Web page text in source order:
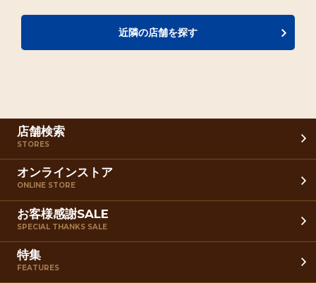
近隣の店舗を探す
店舗検索
STORES
オンラインストア
ONLINE STORE
お客様感謝SALE
SPECIAL THANKS SALE
特集
FEATURES